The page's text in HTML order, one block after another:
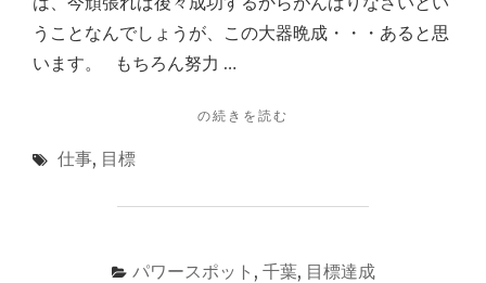
ワ
ー
ス
あ
うことなんでしょうが、この大器晩成・・・あると思
います。 もちろん努力 …
"大
は
と
の続きを読む
仕事, 目標
パワースポット , 千葉, 目標達成